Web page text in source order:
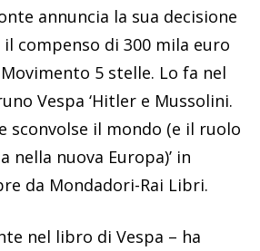
annuncia la sua decisione
compenso di 300 mila euro
5 stelle. Lo fa nel
Vespa ‘Hitler e Mussolini.
sconvolse il mondo (e il ruolo
nella nuova Europa)’ in
da Mondadori-Rai Libri.
nel libro di Vespa – ha